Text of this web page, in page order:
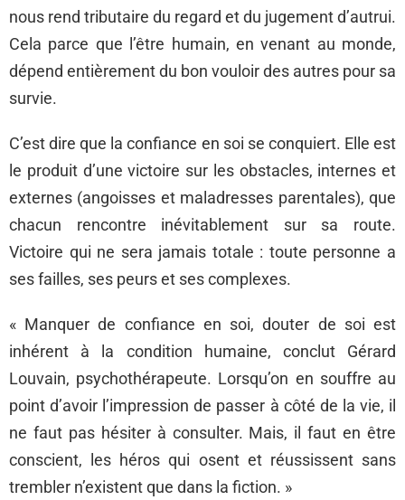
nous rend tributaire du regard et du jugement d’autrui.
Cela parce que l’être humain, en venant au monde,
dépend entièrement du bon vouloir des autres pour sa
survie.
C’est dire que la confiance en soi se conquiert. Elle est
le produit d’une victoire sur les obstacles, internes et
externes (angoisses et maladresses parentales), que
chacun rencontre inévitablement sur sa route.
Victoire qui ne sera jamais totale : toute personne a
ses failles, ses peurs et ses complexes.
« Manquer de confiance en soi, douter de soi est
inhérent à la condition humaine, conclut Gérard
Louvain, psychothérapeute. Lorsqu’on en souffre au
point d’avoir l’impression de passer à côté de la vie, il
ne faut pas hésiter à consulter. Mais, il faut en être
conscient, les héros qui osent et réussissent sans
trembler n’existent que dans la fiction. »